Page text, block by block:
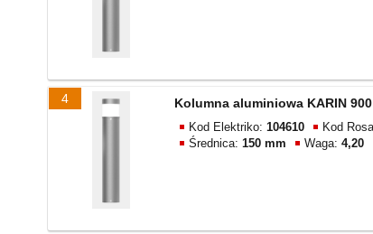
4 Kolumna aluminiowa KARIN
Kod Elektriko: 104610 Kod
Średnica: 150 mm Waga: 4,20